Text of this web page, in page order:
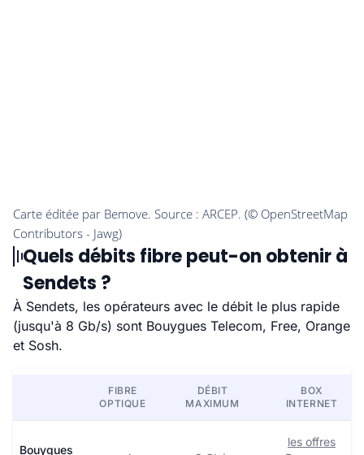
Quels débits fibre peut-on obtenir à
Sendets ?
À Sendets, les opérateurs avec le débit le plus rapide
(jusqu'à 8 Gb/s) sont Bouygues Telecom, Free, Orange
et Sosh.
FIBRE
OPTIQUE
DÉBIT
MAXIMUM
BOX
INTERNET
Bouygues
les offres